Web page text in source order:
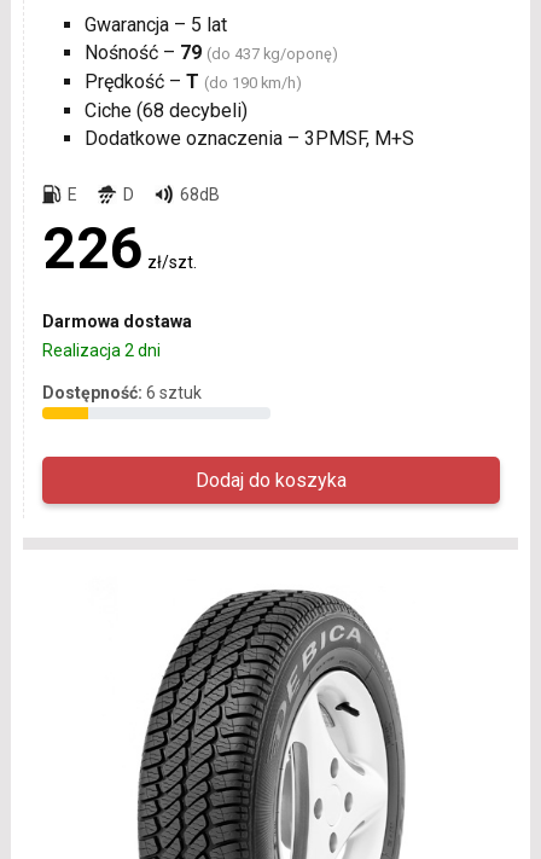
Gwarancja – 5 lat
Nośność – 79 (do 437 kg/oponę)
Prędkość – T (do 190 km/h)
Ciche (68 decybeli)
Dodatkowe oznaczenia – 3PMSF, M+S
E D 68dB
226 zł/szt.
Darmowa dostawa
Realizacja 2 dni
Dostępność: 6 sztuk